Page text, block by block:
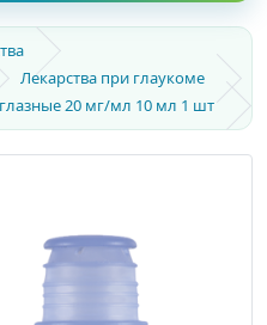
Лекарства при глаукоме
20 мг/мл 10 мл 1 шт